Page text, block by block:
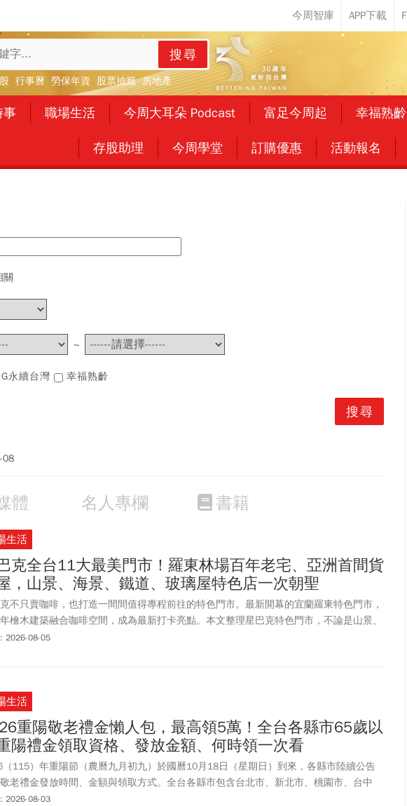
搜尋
行事曆 勞保年資 股票抽籤 房地產
事 職場生活 今周大耳朵 Podcast 富足今周起 幸福熟齡
存股助理 今周學堂 訂購優惠 活動報名
關
~
永續台灣 幸福熟齡
08
體 名人專欄 書籍
生活
克全台11大最美門市！羅東林場百年老宅、亞洲首間貨
，山景、海景、鐵道、玻璃屋特色店一次朝聖
不只賣咖啡，也打造一間間值得專程前往的特色門市。最新開幕的宜蘭羅東特色門市，
檜木建築融合咖啡空間，成為最新打卡亮點。本文整理星巴克特色門市，不論是山景、
稻田、鐵道，還是老屋、貨櫃、遊艇、玻璃屋、童話小屋、歐式教堂等特殊建築，全部
2026-08-05
生活
重陽敬老禮金懶人包，最高領5萬！全台各縣市65歲以
陽禮金領取資格、發放金額、何時領一次看
（115）年重陽節（農曆九月初九）於國曆10月18日（星期日）到來，各縣市陸續公告
老禮金發放時間、金額與領取方式。全台各縣市包含台北市、新北市、桃園市、台中
南市、高雄市等縣市地方政府，針對65歲(原住民55歲)以上長者發放敬老禮金。各縣市
2026-08-03